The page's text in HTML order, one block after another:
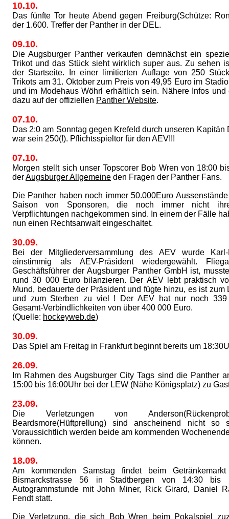
10.10.
Das fünfte Tor heute Abend gegen Freiburg(Schütze:
der 1.600. Treffer der Panther in der DEL.
09.10.
Die Augsburger Panther verkaufen demnächst ein
Trikot und das Stück sieht wirklich super aus. Zu sehen
der Startseite. In einer limitierten Auflage von 250
Trikots am 31. Oktober zum Preis von 49,95 Euro im
und im Modehaus Wöhrl erhältlich sein. Nähere Infos
dazu auf der offiziellen Panther Website.
07.10.
Das 2:0 am Sonntag gegen Krefeld durch unseren Kapitän
war sein 250(!). Pflichtsspieltor für den AEV!!!
07.10.
Morgen stellt sich unser Topscorer Bob Wren von 18:00
derAugsburger Allgemeine den Fragen der Panther Fans.
Die Panther haben noch immer 50.000Euro
Saison von Sponsoren, die noch immer nicht
Verpflichtungen nachgekommen sind. In einem der Fälle
nun einen Rechtsanwalt eingeschaltet.
30.09.
Bei der Mitgliederversammlung des AEV wurde
einstimmig als AEV-Präsident wiedergewählt.
Geschäftsführer der Augsburger Panther GmbH ist,
rund 30 000 Euro bilanzieren. Der AEV lebt praktisch
Mund, bedauerte der Präsident und fügte hinzu, es ist zum
und zum Sterben zu viel ! Der AEV hat nur noch 339
Gesamt-Verbindlichkeiten von über 400 000 Euro.
(Quelle: hockeyweb.de)
30.09.
Das Spiel am Freitag in Frankfurt beginnt bereits um
26.09.
Im Rahmen des Augsburger City Tags sind die Panther
15:00 bis 16:00Uhr bei der LEW (Nähe Königsplatz) zu
23.09.
Die Verletzungen von
Beardsmore(Hüftprellung) sind anscheinend nicht so
Voraussichtlich werden beide am kommenden
können.
18.09.
Am kommenden Samstag findet beim
Bismarckstrasse 56 in Stadtbergen von 14:30 bis
Autogrammstunde mit John Miner, Rick Girard, Daniel
Fendt statt.
Die Verletzung, die sich Bob Wren beim Pokalspiel